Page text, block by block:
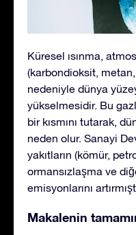
Küresel ısınma,
(karbondioksit, metan,
nedeniyle dünya
yükselmesidir. Bu
bir kısmını tutarak,
neden olur. Sanayi
yakıtların (kömür,
ormansızlaşma ve
emisyonlarını
Makalenin